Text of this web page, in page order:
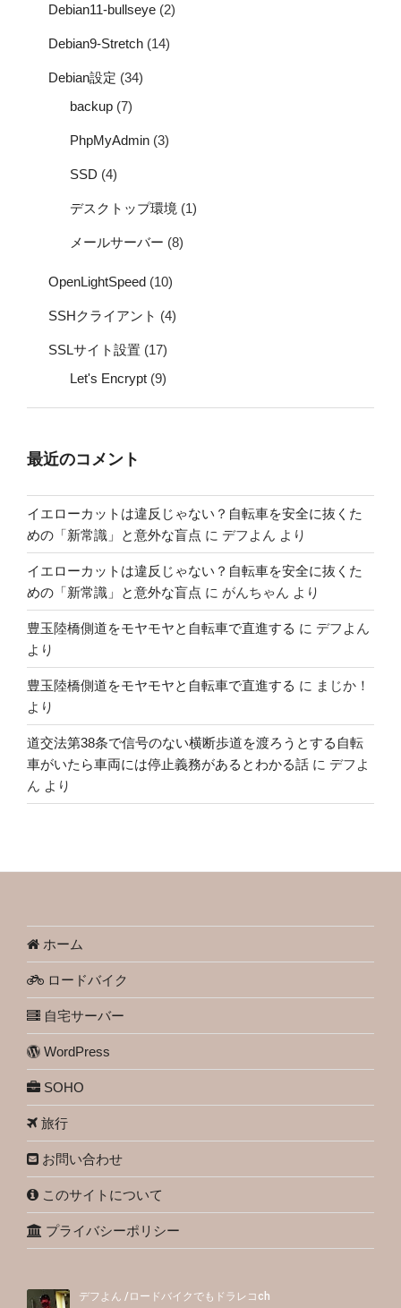
Debian11-bullseye (2)
Debian9-Stretch (14)
Debian設定 (34)
backup (7)
PhpMyAdmin (3)
SSD (4)
デスクトップ環境 (1)
メールサーバー (8)
OpenLightSpeed (10)
SSHクライアント (4)
SSLサイト設置 (17)
Let's Encrypt (9)
最近のコメント
イエローカットは違反じゃない？自転車を安全に抜くた
めの「新常識」と意外な盲点 に デフよん より
イエローカットは違反じゃない？自転車を安全に抜くた
めの「新常識」と意外な盲点 に がんちゃん より
豊玉陸橋側道をモヤモヤと自転車で直進する に デフよん
より
豊玉陸橋側道をモヤモヤと自転車で直進する に まじか！
より
道交法第38条で信号のない横断歩道を渡ろうとする自転
車がいたら車両には停止義務があるとわかる話 に デフよ
ん より
ホーム
ロードバイク
自宅サーバー
WordPress
SOHO
旅行
お問い合わせ
このサイトについて
プライバシーポリシー